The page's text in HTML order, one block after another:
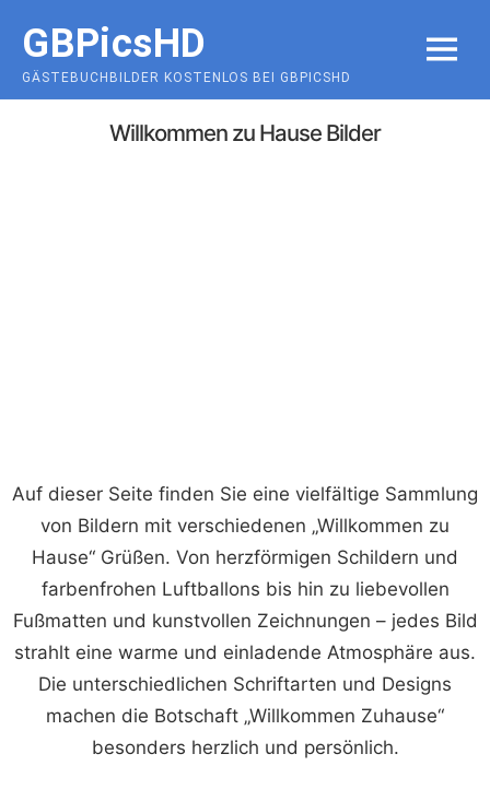
content
GBPicsHD
GÄSTEBUCHBILDER KOSTENLOS BEI GBPICSHD
MENU
Willkommen zu Hause Bilder
Auf dieser Seite finden Sie eine vielfältige Sammlung
von Bildern mit verschiedenen „Willkommen zu
Hause“ Grüßen. Von herzförmigen Schildern und
farbenfrohen Luftballons bis hin zu liebevollen
Fußmatten und kunstvollen Zeichnungen – jedes Bild
strahlt eine warme und einladende Atmosphäre aus.
Die unterschiedlichen Schriftarten und Designs
machen die Botschaft „Willkommen Zuhause“
besonders herzlich und persönlich.